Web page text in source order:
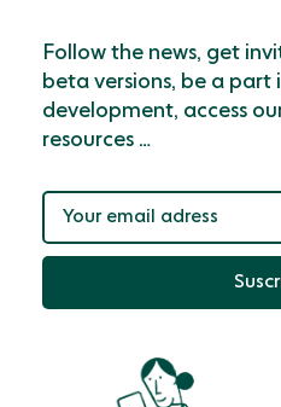
Follow the news, get
beta versions, be a part
development, access
resources …